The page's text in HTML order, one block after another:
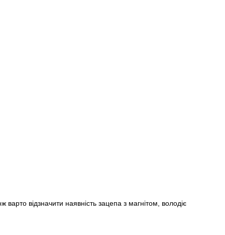
відзначити наявність зацепа з магнітом, володіє